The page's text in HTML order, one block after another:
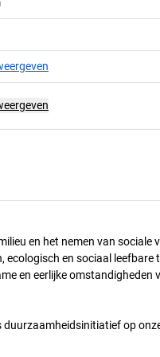
en het nemen van
en sociaal
en eerlijke omstandigheden
duurzaamheidsinitiatief op